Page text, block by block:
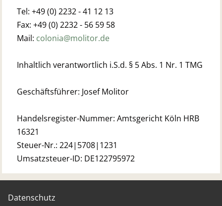
Tel: +49 (0) 2232 - 41 12 13
Fax: +49 (0) 2232 - 56 59 58
Mail: colonia@molitor.de
Inhaltlich verantwortlich i.S.d. § 5 Abs. 1 Nr. 1 TMG
Geschäftsführer: Josef Molitor
Handelsregister-Nummer: Amtsgericht Köln HRB
16321
Steuer-Nr.: 224|5708|1231
Umsatzsteuer-ID: DE122795972
Datenschutz